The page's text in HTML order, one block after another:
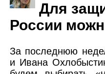
Для
России
За последнюю
и Ивана